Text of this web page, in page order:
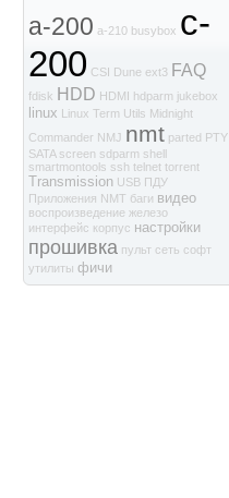
a-200 a-210 busybox c-
200 CSI Dune ext3 FAQ
fdisk HDD HDMI hdparm jukebox
linux Linux Term Utils Midnight
Commander NMJ nmt parted PTY
SATA screen sdparm shell
smartmontools ssh telnet torrent
Transmission USB ПДУ
Приложения NMT баги видео
воспроизведение железо
интерфейс корпус настройки
прошивка пульт сеть софт
утилиты фичи